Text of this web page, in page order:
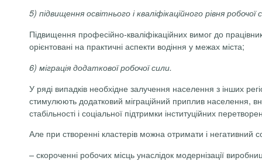
5) підвищення освітнього і кваліфікаційного рівня
Підвищення професійно-кваліфікаційних вимог до
орієнтовані на практичні аспекти водіння у межах міста;
6) міграція додаткової робочої сили.
У ряді випадків необхідне залучення населення з інших
стимулюють додатковий міграційний приплив населення,
стабільності і соціальної підтримки інституційних
Але при створенні кластерів можна отримати і
– скороченні робочих місць унаслідок модернізації